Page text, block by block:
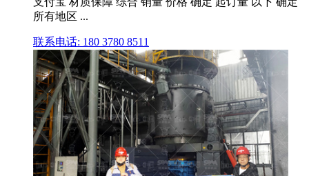
所有地区 ...
联系电话: 180 3780 8511